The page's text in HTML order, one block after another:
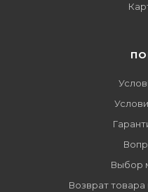
Выбор
Возврат